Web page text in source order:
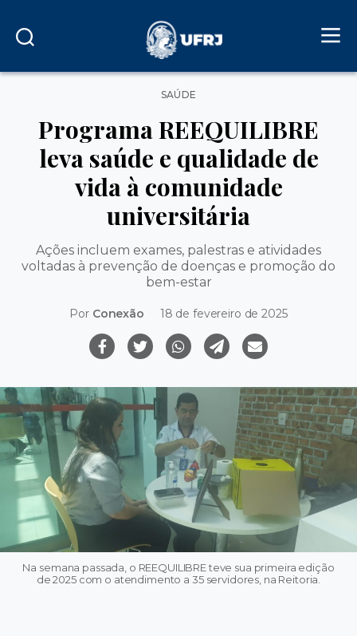
Categorias
SAÚDE
Programa REEQUILIBRE
leva saúde e qualidade de
vida à comunidade
universitária
Ações incluem exames, palestras e atividades
voltadas à prevenção de doenças e promoção do
bem-estar
Por Conexão 18 de fevereiro de 2025
Na semana passada, o REEQUILIBRE teve sua primeira edição
de 2025 com o atendimento a 35 servidores, na Reitoria.